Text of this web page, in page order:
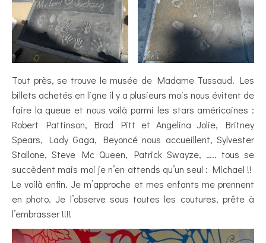
Tout près, se trouve le musée de Madame Tussaud. Les
billets achetés en ligne il y a plusieurs mois nous évitent de
faire la queue et nous voilà parmi les stars américaines :
Robert Pattinson, Brad Pitt et Angelina Jolie, Britney
Spears, Lady Gaga, Beyoncé nous accueillent, Sylvester
Stallone, Steve Mc Queen, Patrick Swayze, ….. tous se
succèdent mais moi je n’en attends qu’un seul : Michael !!
Le voilà enfin. Je m’approche et mes enfants me prennent
en photo. Je l’observe sous toutes les coutures, prête à
l’embrasser !!!!